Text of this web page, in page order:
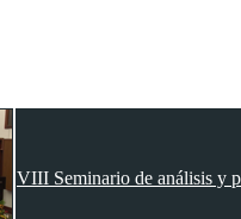
VIII Seminario de análisis y